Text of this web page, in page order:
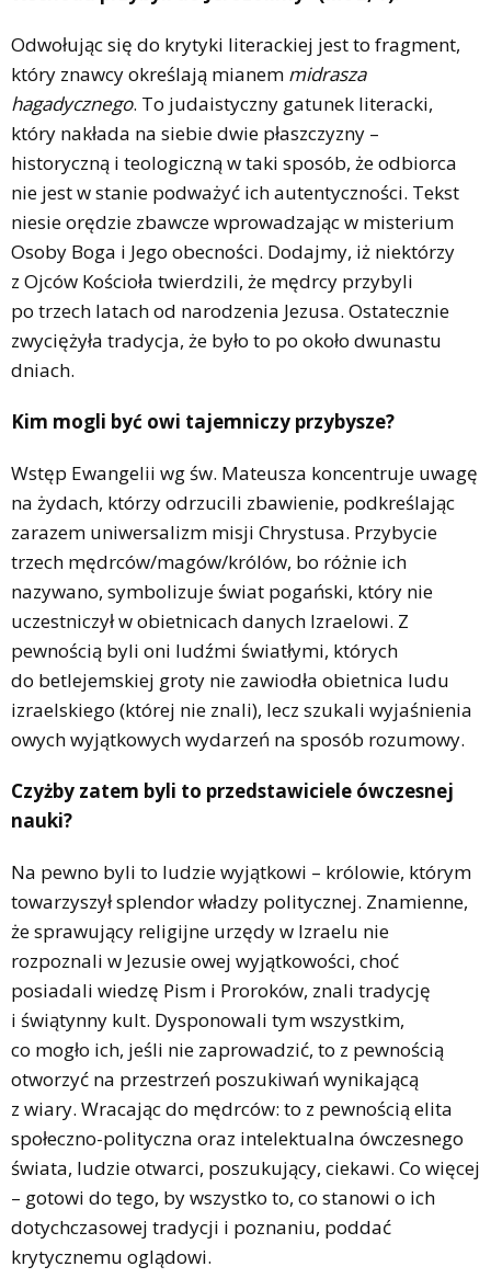
Odwołując się do krytyki literackiej jest to fragment,
który znawcy określają mianem midrasza
hagadycznego. To judaistyczny gatunek literacki,
który nakłada na siebie dwie płaszczyzny –
historyczną i teologiczną w taki sposób, że odbiorca
nie jest w stanie podważyć ich autentyczności. Tekst
niesie orędzie zbawcze wprowadzając w misterium
Osoby Boga i Jego obecności. Dodajmy, iż niektórzy
z Ojców Kościoła twierdzili, że mędrcy przybyli
po trzech latach od narodzenia Jezusa. Ostatecznie
zwyciężyła tradycja, że było to po około dwunastu
dniach.
Kim mogli być owi tajemniczy przybysze?
Wstęp Ewangelii wg św. Mateusza koncentruje uwagę
na żydach, którzy odrzucili zbawienie, podkreślając
zarazem uniwersalizm misji Chrystusa. Przybycie
trzech mędrców/magów/królów, bo różnie ich
nazywano, symbolizuje świat pogański, który nie
uczestniczył w obietnicach danych Izraelowi. Z
pewnością byli oni ludźmi światłymi, których
do betlejemskiej groty nie zawiodła obietnica ludu
izraelskiego (której nie znali), lecz szukali wyjaśnienia
owych wyjątkowych wydarzeń na sposób rozumowy.
Czyżby zatem byli to przedstawiciele ówczesnej
nauki?
Na pewno byli to ludzie wyjątkowi – królowie, którym
towarzyszył splendor władzy politycznej. Znamienne,
że sprawujący religijne urzędy w Izraelu nie
rozpoznali w Jezusie owej wyjątkowości, choć
posiadali wiedzę Pism i Proroków, znali tradycję
i świątynny kult. Dysponowali tym wszystkim,
co mogło ich, jeśli nie zaprowadzić, to z pewnością
otworzyć na przestrzeń poszukiwań wynikającą
z wiary. Wracając do mędrców: to z pewnością elita
społeczno-polityczna oraz intelektualna ówczesnego
świata, ludzie otwarci, poszukujący, ciekawi. Co więcej
– gotowi do tego, by wszystko to, co stanowi o ich
dotychczasowej tradycji i poznaniu, poddać
krytycznemu oglądowi.